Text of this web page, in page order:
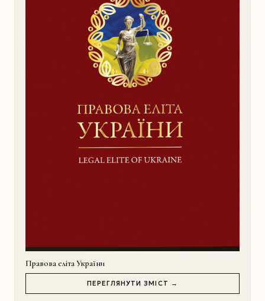
Правова еліта України
ПЕРЕГЛЯНУТИ ЗМІСТ →